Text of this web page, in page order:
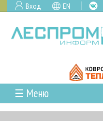
Вход EN
☰ Меню
ГЛАВНАЯ